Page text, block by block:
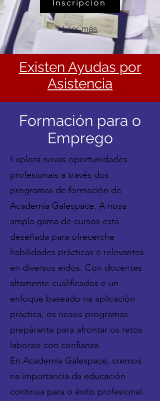
Inscripción
Leer más
Existen Ayudas por
Asistencia
Formación para o
Emprego
Explora novas oportunidades
profesionais a través dos
programas de formación de
Academia Galespace. A nosa
ampla gama de cursos está
deseñada para ofrecerche
habilidades prácticas e relevantes
en diversos eidos. Con docentes
altamente cualificados e un
enfoque baseado na aplicación
práctica, os nosos programas
prepárante para afrontar os retos
laborais con confianza.
En Academia Galespace, cremos
na importancia da educación
continua para o éxito profesional.